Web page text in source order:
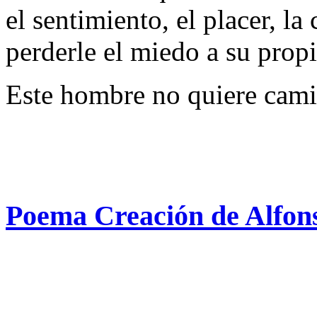
el sentimiento, el placer, la
perderle el miedo a su
Este hombre no quiere
Poema Creación de